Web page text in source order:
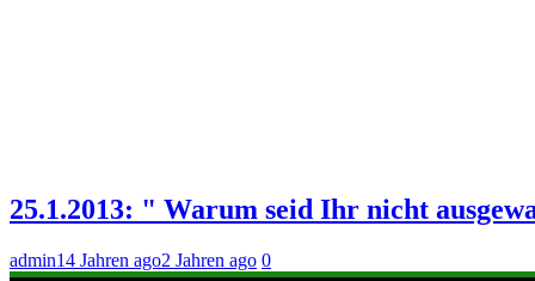
25.1.2013: " Warum seid Ihr nicht
admin14 Jahren ago2 Jahren ago 0